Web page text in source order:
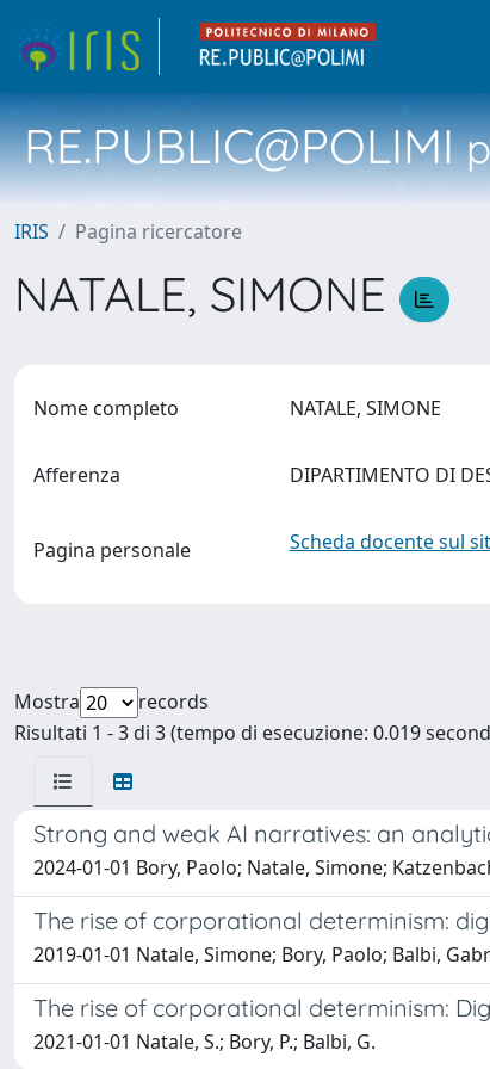
RE.PUBLIC@POLIMI
IRIS Pagina ricercatore
NATALE, SIMONE
Nome completo NATALE, SIMONE
Afferenza DIPARTIMENTO DI
Pagina personale Scheda docente sul
Mostra
records
Risultati 1 - 3 di 3 (tempo di esecuzione: 0.019
Strong and weak AI narratives: an
2024-01-01 Bory, Paolo; Natale, Simone;
The rise of corporational determinism:
2019-01-01 Natale, Simone; Bory, Paolo; Balbi,
The rise of corporational determinism:
2021-01-01 Natale, S.; Bory, P.; Balbi, G.